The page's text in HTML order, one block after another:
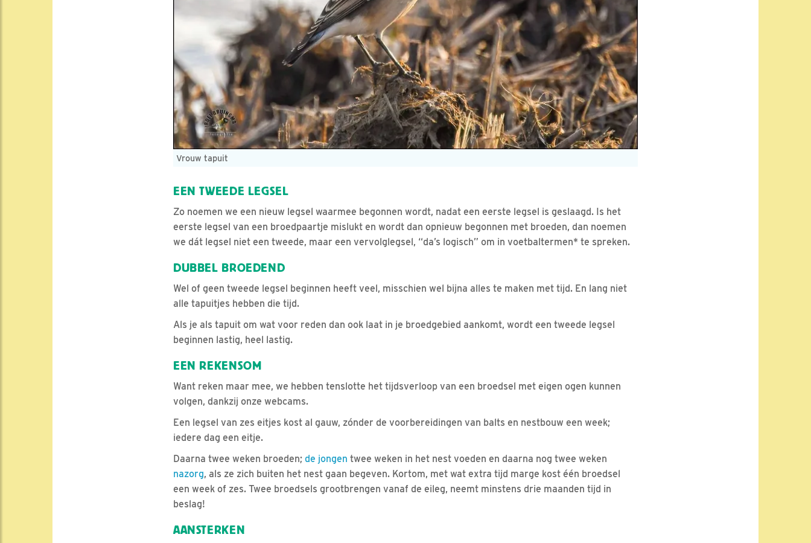
Vrouw tapuit
EEN TWEEDE LEGSEL
Zo noemen we een nieuw legsel waarmee begonnen wordt, nadat een eerste legsel is geslaagd. Is het
eerste legsel van een broedpaartje mislukt en wordt dan opnieuw begonnen met broeden, dan noemen
we dát legsel niet een tweede, maar een vervolglegsel, “da’s logisch” om in voetbaltermen* te spreken.
DUBBEL BROEDEND
Wel of geen tweede legsel beginnen heeft veel, misschien wel bijna alles te maken met tijd. En lang niet
alle tapuitjes hebben die tijd.
Als je als tapuit om wat voor reden dan ook laat in je broedgebied aankomt, wordt een tweede legsel
beginnen lastig, heel lastig.
EEN REKENSOM
Want reken maar mee, we hebben tenslotte het tijdsverloop van een broedsel met eigen ogen kunnen
volgen, dankzij onze webcams.
Een legsel van zes eitjes kost al gauw, zónder de voorbereidingen van balts en nestbouw een week;
iedere dag een eitje.
Daarna twee weken broeden; de jongen twee weken in het nest voeden en daarna nog twee weken
nazorg, als ze zich buiten het nest gaan begeven. Kortom, met wat extra tijd marge kost één broedsel
een week of zes. Twee broedsels grootbrengen vanaf de eileg, neemt minstens drie maanden tijd in
beslag!
AANSTERKEN